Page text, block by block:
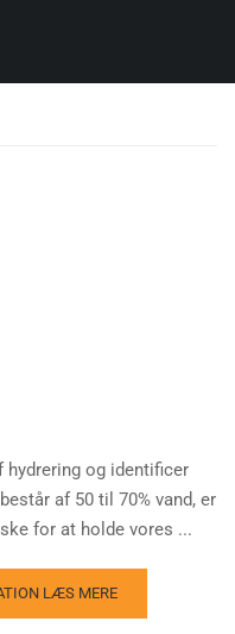
hydrering og identificer
af 50 til 70% vand, er
for at holde vores ...
LÆS MERE